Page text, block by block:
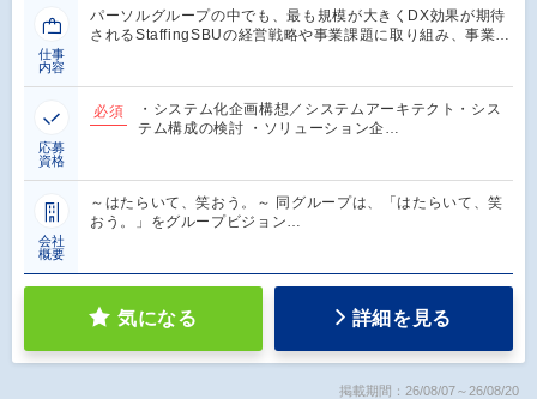
仕事
内容
パーソルグループの中でも、最も規模が大きくDX効果が期待
されるStaffingSBUの経営戦略や事業課題に取り組み、事業…
応募
資格
必須
・システム化企画構想／システムアーキテクト・シス
テム構成の検討 ・ソリューション企…
会社
概要
～はたらいて、笑おう。～ 同グループは、「はたらいて、笑
おう。」をグループビジョン…
気になる 詳細を見る
掲載期間：26/08/07～26/08/20